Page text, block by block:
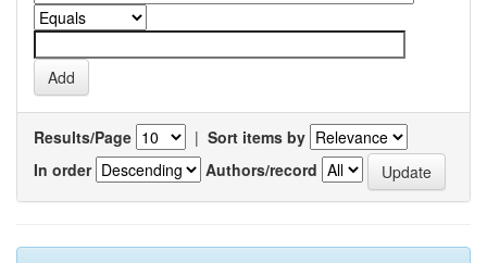
Results/Page | Sort items by
In order
Authors/record